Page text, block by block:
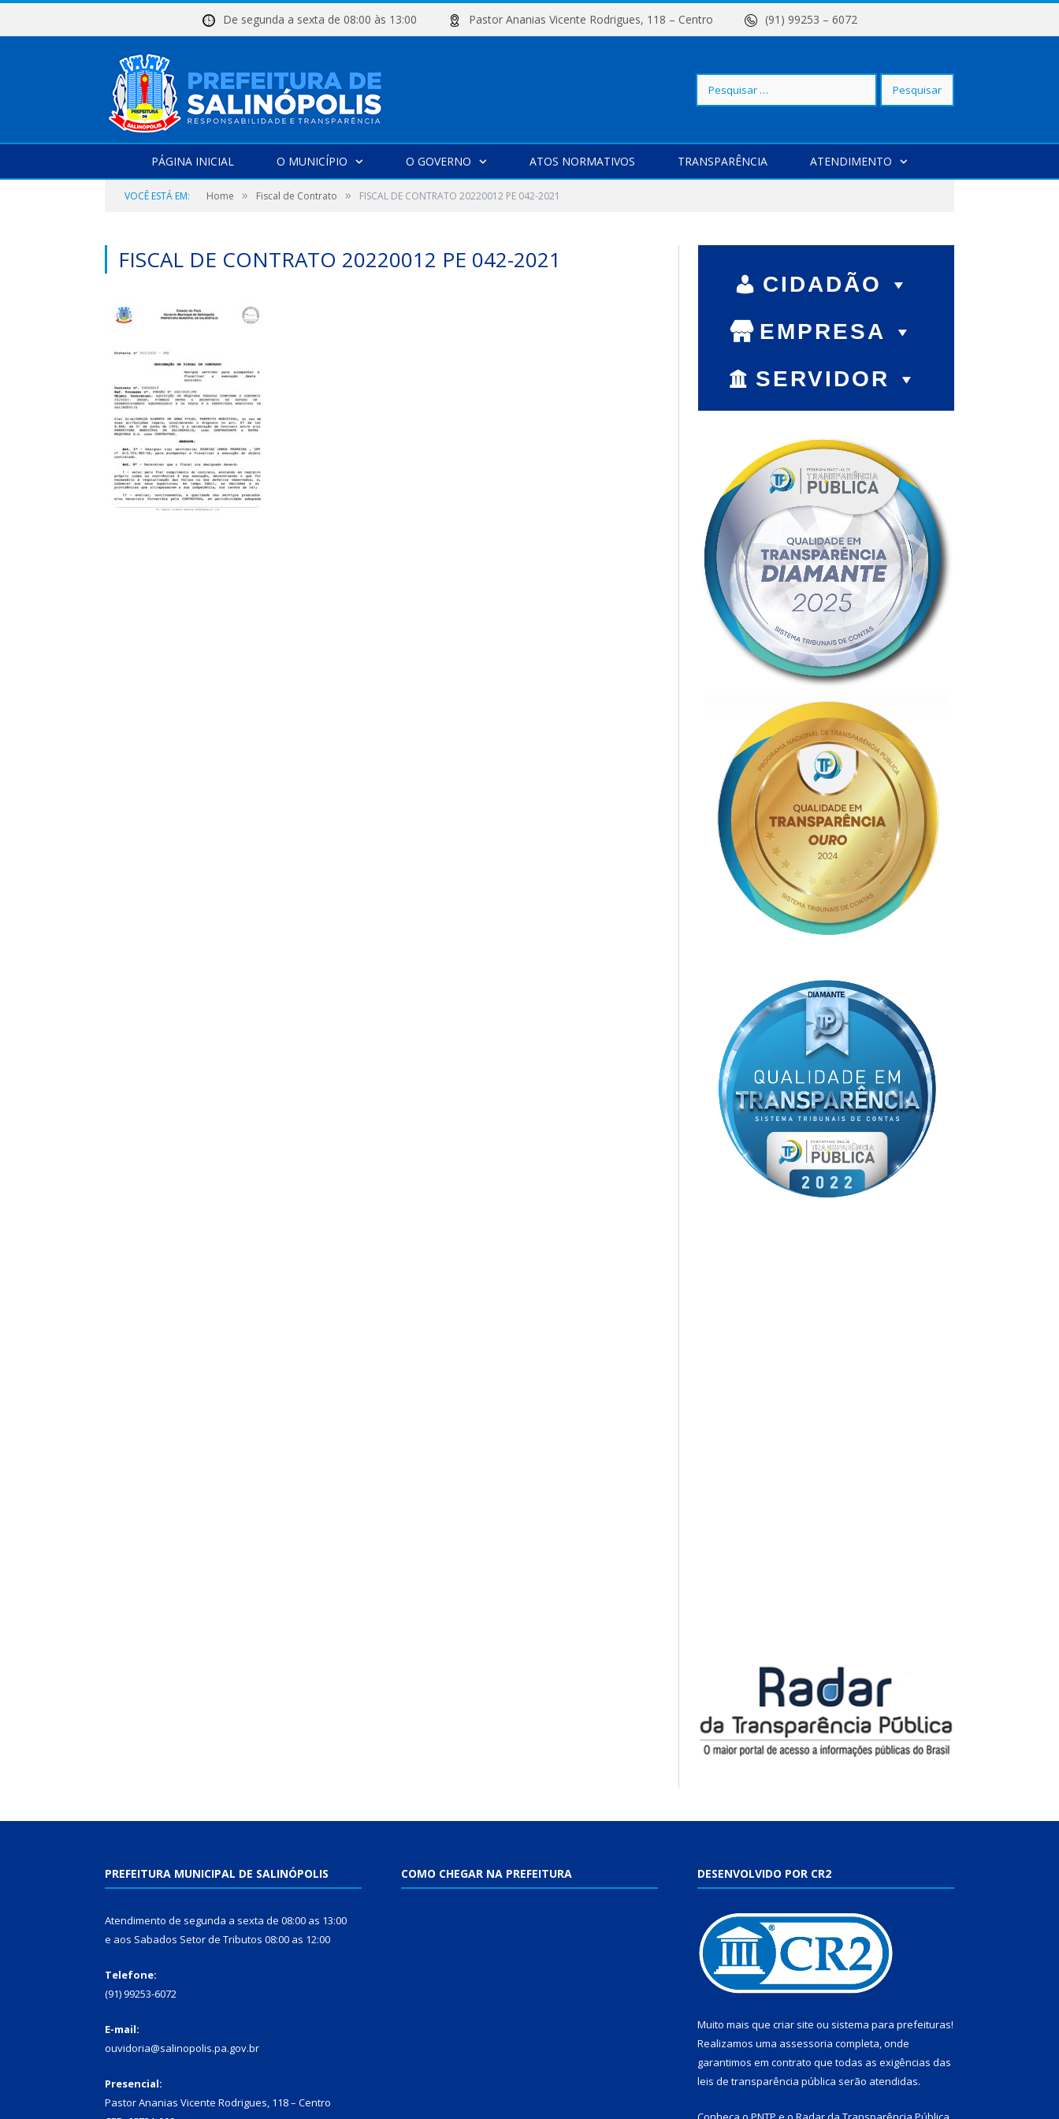
De segunda a sexta de 08:00 às 13:00 Pastor Ananias Vicente Rodrigues, 118 – Centro (91) 99253 – 6072
Pesquisar
PÁGINA INICIAL O MUNICÍPIO O GOVERNO ATOS NORMATIVOS TRANSPARÊNCIA ATENDIMENTO
VOCÊ ESTÁ EM: Home » Fiscal de Contrato » FISCAL DE CONTRATO 20220012 PE 042-2021
FISCAL DE CONTRATO 20220012 PE 042-2021
CIDADÃO
EMPRESA
SERVIDOR
PREFEITURA MUNICIPAL DE SALINÓPOLIS
Atendimento de segunda a sexta de 08:00 as 13:00
e aos Sabados Setor de Tributos 08:00 as 12:00
Telefone:
(91) 99253-6072
E-mail:
ouvidoria@salinopolis.pa.gov.br
Presencial:
Pastor Ananias Vicente Rodrigues, 118 – Centro
COMO CHEGAR NA PREFEITURA DESENVOLVIDO POR CR2
Muito mais que criar site ou sistema para prefeituras!
Realizamos uma assessoria completa, onde
garantimos em contrato que todas as exigências das
leis de transparência pública serão atendidas.